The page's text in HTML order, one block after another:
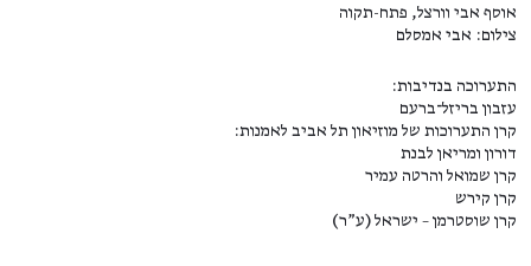
אוסף אבי וורצל, פתח-תקוה
צילום: אבי אמסלם
התערוכה בנדיבות:
עזבון בריזל־ברעם
קרן התערוכות של מוזיאון תל אביב לאמנות:
דורון ומריאן לבנת
קרן שמואל והרטה עמיר
קרן קירש
קרן שוסטרמן – ישראל (ע"ר)